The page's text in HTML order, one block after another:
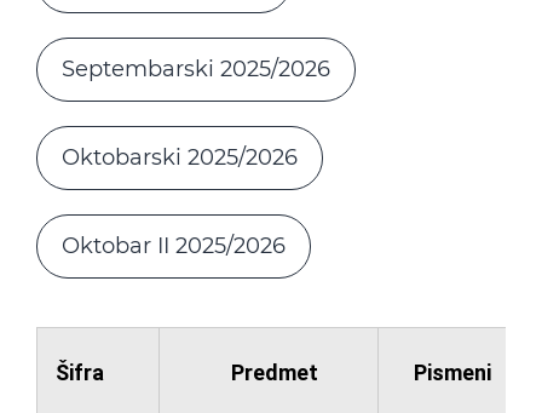
Septembarski 2025/2026
Oktobarski 2025/2026
Oktobar II 2025/2026
Šifra Predmet Pismeni